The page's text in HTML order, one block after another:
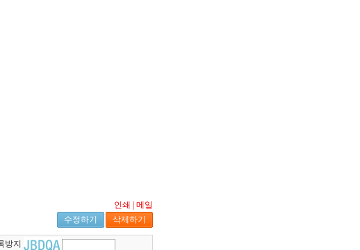
인쇄
메일
수정하기 삭제하기
방지